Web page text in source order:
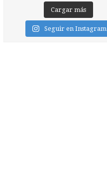
Cargar más
Seguir en Instagram